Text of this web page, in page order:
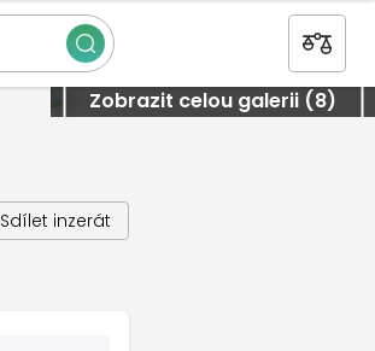
Zobrazit celou galerii (8)
Sdílet inzerát